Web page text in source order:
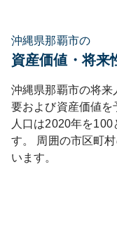
沖縄県那覇市の
資産価値・将来
沖縄県那覇市の将来
要および資産価値を
人口は2020年を100
す。
周囲の市区町
います。